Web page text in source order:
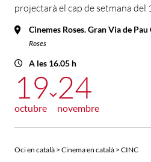
projectarà el cap de setmana del
Cinemes Roses. Gran Via de Pau
Roses
A les 16.05 h
19
octubre
24
novembre
Oci en català > Cinema en català > CINC